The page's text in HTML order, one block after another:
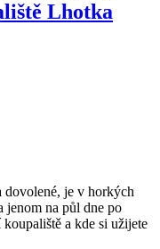
Lhotka
dovolené, je v horkých
jenom na půl dne po
a kde si užijete